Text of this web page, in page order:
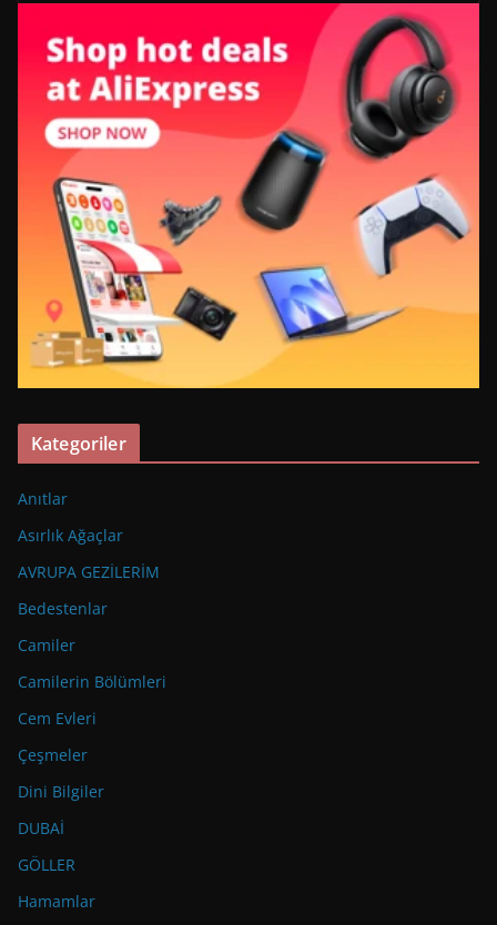
Kategoriler
Anıtlar
Asırlık Ağaçlar
AVRUPA GEZİLERİM
Bedestenlar
Camiler
Camilerin Bölümleri
Cem Evleri
Çeşmeler
Dini Bilgiler
DUBAİ
GÖLLER
Hamamlar